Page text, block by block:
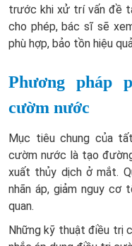
trước khi xử trí vấn đề
cho phép, bác sĩ sẽ
phù hợp, bảo tồn hiệu
Phương pháp
cườm nước
Mục tiêu chung của
cườm nước là tạo
xuất thủy dịch ở mắt.
nhãn áp, giảm nguy cơ
quan.
Những kỹ thuật điều trị